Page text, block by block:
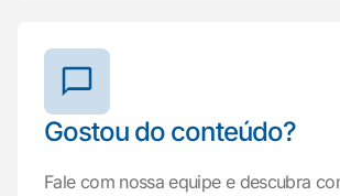
Gostou do conteúdo?
Fale com nossa equipe e descubra